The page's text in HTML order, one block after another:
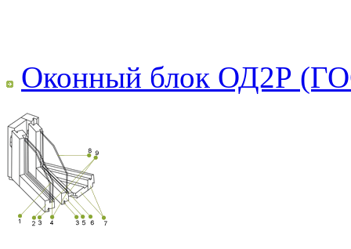
Оконный блок ОД2Р